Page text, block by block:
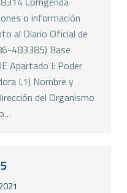
o información
al Diario Oficial de
483385) Base
Apartado I: Poder
I.1) Nombre y
del Organismo